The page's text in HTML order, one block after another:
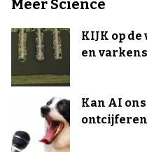
Meer Science
KIJK op
en varkens
Kan AI